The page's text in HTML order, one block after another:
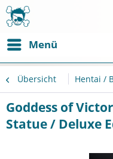
Menü
Übersicht Hentai /
Goddess of
Statue / Deluxe